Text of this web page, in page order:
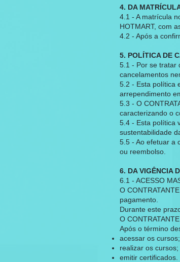
4. DA
4.1 - A matrícula
HOTMART, com
4.2 - Após a
5. POLÍTICA DE
5.1 - Por se tratar
cancelamentos
5.2 - Esta política
arrependimento
5.3 - O
caracterizando o
5.4 - Esta política
sustentabilidade
5.5 - Ao efetuar a
ou reembolso.
6. DA VIGÊNCIA
6.1 - ACESSO
O
pagamento.
Durante este
O
Após o término
acessar os cursos;
realizar os cursos;
emitir certificados.